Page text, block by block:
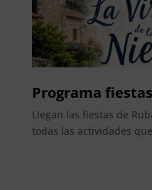
Programa
Llegan las fiestas de
todas las actividades